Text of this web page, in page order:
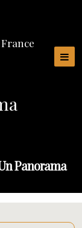
Panorama